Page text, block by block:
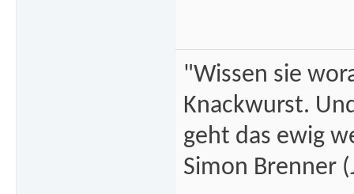
"Wissen sie
Knackwurst.
geht das ewig
Simon Brenner